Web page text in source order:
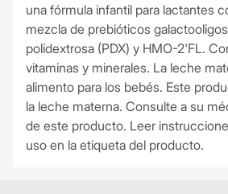
una fórmula infantil para lactantes
mezcla de prebióticos
polidextrosa (PDX) y HMO-2'FL.
vitaminas y minerales. La leche
alimento para los bebés. Este
la leche materna. Consulte a su
de este producto. Leer
uso en la etiqueta del producto.